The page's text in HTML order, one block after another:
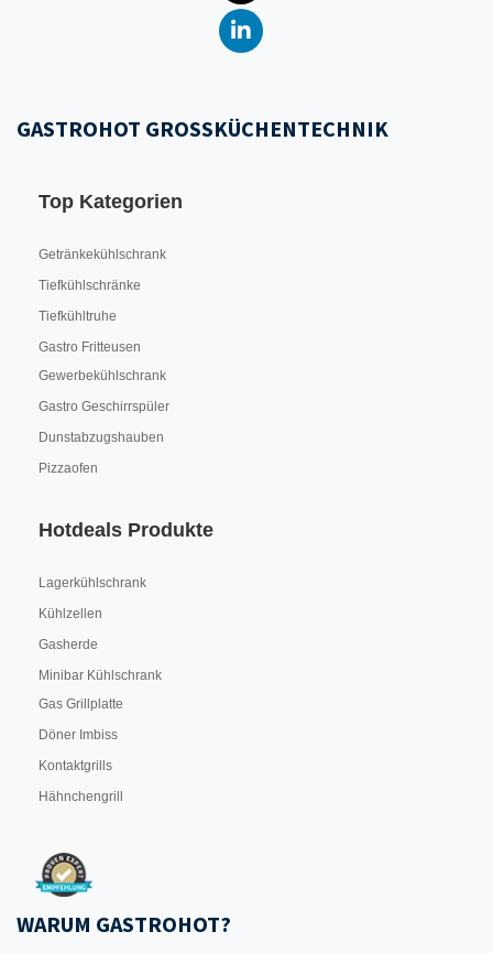
GASTROHOT GROSSKÜCHENTECHNIK
Top Kategorien
Getränkekühlschrank
Tiefkühlschränke
Tiefkühltruhe
Gastro Fritteusen
Gewerbekühlschrank
Gastro Geschirrspüler
Dunstabzugshauben
Pizzaofen
Hotdeals Produkte
Lagerkühlschrank
Kühlzellen
Gasherde
Minibar Kühlschrank
Gas Grillplatte
Döner Imbiss
Kontaktgrills
Hähnchengrill
WARUM GASTROHOT?